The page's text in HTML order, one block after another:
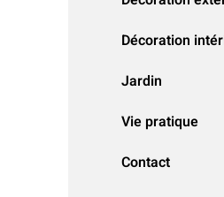
Décoration
Jardin
Vie pratique
Contact